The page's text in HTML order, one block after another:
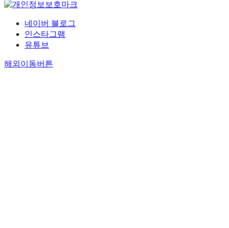
네이버 블로그
인스타그램
유튜브
해외이동버튼